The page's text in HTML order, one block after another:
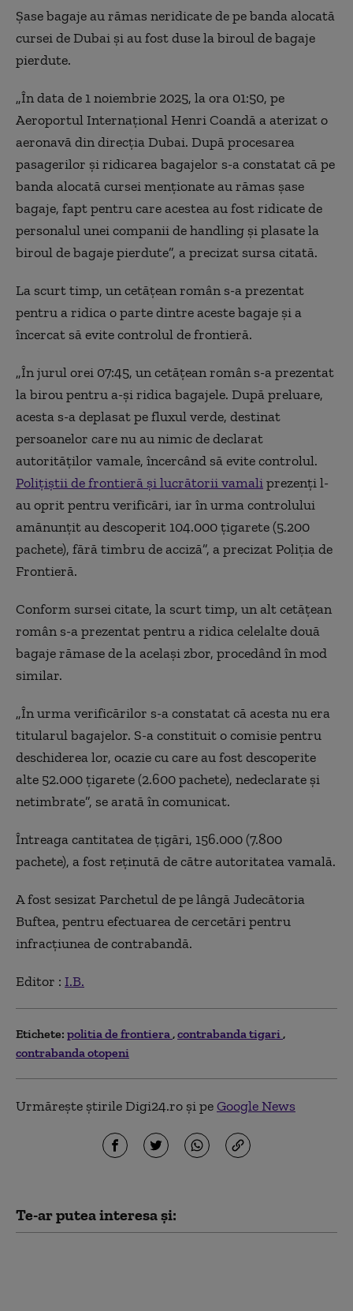
Şase bagaje au rămas neridicate de pe banda alocată
cursei de Dubai şi au fost duse la biroul de bagaje
pierdute.
„În data de 1 noiembrie 2025, la ora 01:50, pe
Aeroportul Internaţional Henri Coandă a aterizat o
aeronavă din direcţia Dubai. După procesarea
pasagerilor şi ridicarea bagajelor s-a constatat că pe
banda alocată cursei menţionate au rămas şase
bagaje, fapt pentru care acestea au fost ridicate de
personalul unei companii de handling şi plasate la
biroul de bagaje pierdute”, a precizat sursa citată.
La scurt timp, un cetăţean român s-a prezentat
pentru a ridica o parte dintre aceste bagaje şi a
încercat să evite controlul de frontieră.
„În jurul orei 07:45, un cetăţean român s-a prezentat
la birou pentru a-şi ridica bagajele. După preluare,
acesta s-a deplasat pe fluxul verde, destinat
persoanelor care nu au nimic de declarat
autorităţilor vamale, încercând să evite controlul.
Poliţiştii de frontieră şi lucrătorii vamaliprezenţi l-
au oprit pentru verificări, iar în urma controlului
amănunţit au descoperit 104.000 ţigarete (5.200
pachete), fără timbru de acciză”, a precizat Poliţia de
Frontieră.
Conform sursei citate, la scurt timp, un alt cetăţean
român s-a prezentat pentru a ridica celelalte două
bagaje rămase de la acelaşi zbor, procedând în mod
similar.
„În urma verificărilor s-a constatat că acesta nu era
titularul bagajelor. S-a constituit o comisie pentru
deschiderea lor, ocazie cu care au fost descoperite
alte 52.000 ţigarete (2.600 pachete), nedeclarate şi
netimbrate”, se arată în comunicat.
Întreaga cantitatea de ţigări, 156.000 (7.800
pachete), a fost reţinută de către autoritatea vamală.
A fost sesizat Parchetul de pe lângă Judecătoria
Buftea, pentru efectuarea de cercetări pentru
infracţiunea de contrabandă.
Editor : I.B.
Etichete: politia de frontiera contrabanda tigari
contrabanda otopeni
Urmărește știrile Digi24.ro și peGoogle News
Te-ar putea interesa și: